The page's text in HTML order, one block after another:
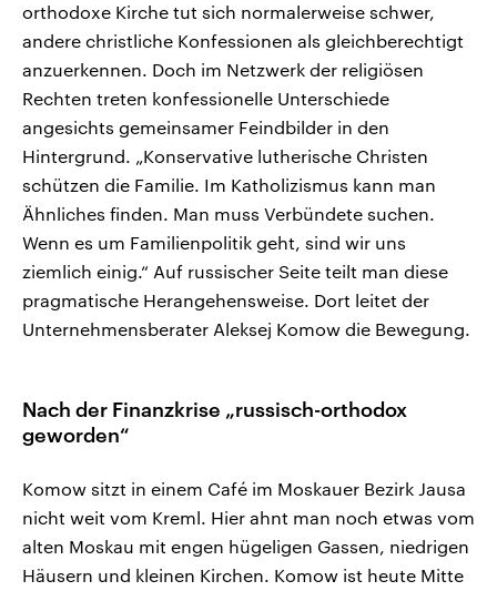
orthodoxe Kirche tut sich normalerweise schwer,
andere christliche Konfessionen als gleichberechtigt
anzuerkennen. Doch im Netzwerk der religiösen
Rechten treten konfessionelle Unterschiede
angesichts gemeinsamer Feindbilder in den
Hintergrund. „Konservative lutherische Christen
schützen die Familie. Im Katholizismus kann man
Ähnliches finden. Man muss Verbündete suchen.
Wenn es um Familienpolitik geht, sind wir uns
ziemlich einig.“ Auf russischer Seite teilt man diese
pragmatische Herangehensweise. Dort leitet der
Unternehmensberater Aleksej Komow die Bewegung.
Nach der Finanzkrise „russisch-orthodox
geworden“
Komow sitzt in einem Café im Moskauer Bezirk Jausa
nicht weit vom Kreml. Hier ahnt man noch etwas vom
alten Moskau mit engen hügeligen Gassen, niedrigen
Häusern und kleinen Kirchen. Komow ist heute Mitte